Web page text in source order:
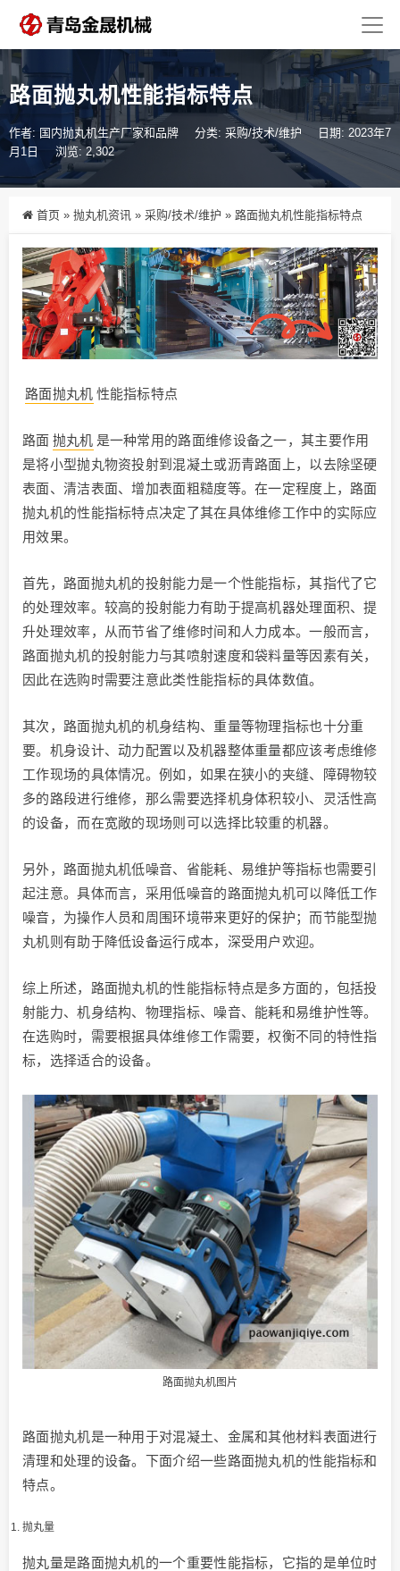
路面抛丸机性能指标特点
作者: 国内抛丸机生产厂家和品牌 分类: 采购/技术/维护
日期: 2023年7
月1日
浏览: 2,302
首页 » 抛丸机资讯 » 采购/技术/维护 » 路面抛丸机性能指标特点
路面抛丸机 性能指标特点
路面 抛丸机 是一种常用的路面维修设备之一，其主要作用
是将小型抛丸物资投射到混凝土或沥青路面上，以去除坚硬
表面、清洁表面、增加表面粗糙度等。在一定程度上，路面
抛丸机的性能指标特点决定了其在具体维修工作中的实际应
用效果。
首先，路面抛丸机的投射能力是一个性能指标，其指代了它
的处理效率。较高的投射能力有助于提高机器处理面积、提
升处理效率，从而节省了维修时间和人力成本。一般而言，
路面抛丸机的投射能力与其喷射速度和袋料量等因素有关，
因此在选购时需要注意此类性能指标的具体数值。
其次，路面抛丸机的机身结构、重量等物理指标也十分重
要。机身设计、动力配置以及机器整体重量都应该考虑维修
工作现场的具体情况。例如，如果在狭小的夹缝、障碍物较
多的路段进行维修，那么需要选择机身体积较小、灵活性高
的设备，而在宽敞的现场则可以选择比较重的机器。
另外，路面抛丸机低噪音、省能耗、易维护等指标也需要引
起注意。具体而言，采用低噪音的路面抛丸机可以降低工作
噪音，为操作人员和周围环境带来更好的保护；而节能型抛
丸机则有助于降低设备运行成本，深受用户欢迎。
综上所述，路面抛丸机的性能指标特点是多方面的，包括投
射能力、机身结构、物理指标、噪音、能耗和易维护性等。
在选购时，需要根据具体维修工作需要，权衡不同的特性指
标，选择适合的设备。
路面抛丸机图片
路面抛丸机是一种用于对混凝土、金属和其他材料表面进行
清理和处理的设备。下面介绍一些路面抛丸机的性能指标和
特点。
抛丸量
抛丸量是路面抛丸机的一个重要性能指标，它指的是单位时